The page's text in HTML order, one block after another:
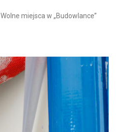
zoom_in
Powiększ
add_circle_outline
Wolne miejsca w „Budowlance”